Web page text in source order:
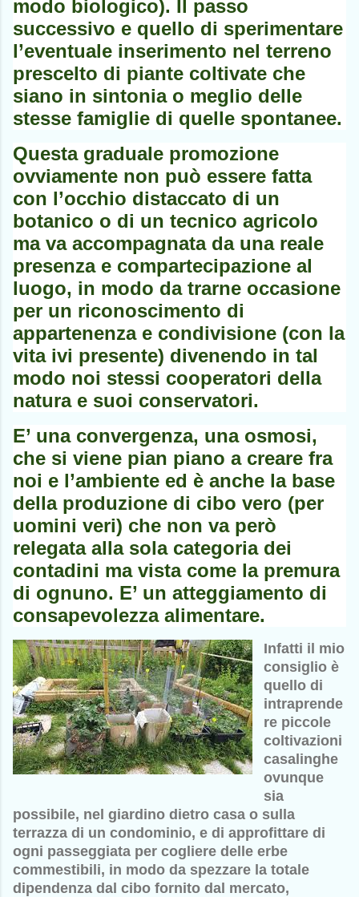
modo biologico). Il passo
successivo e quello di sperimentare
l’eventuale inserimento nel terreno
prescelto di piante coltivate che
siano in sintonia o meglio delle
stesse famiglie di quelle spontanee.
Questa graduale promozione
ovviamente non può essere fatta
con l’occhio distaccato di un
botanico o di un tecnico agricolo
ma va accompagnata da una reale
presenza e compartecipazione al
luogo, in modo da trarne occasione
per un riconoscimento di
appartenenza e condivisione (con la
vita ivi presente) divenendo in tal
modo noi stessi cooperatori della
natura e suoi conservatori.
E’ una convergenza, una osmosi,
che si viene pian piano a creare fra
noi e l’ambiente ed è anche la base
della produzione di cibo vero (per
uomini veri) che non va però
relegata alla sola categoria dei
contadini ma vista come la premura
di ognuno. E’ un atteggiamento di
consapevolezza alimentare.
Infatti il mio
consiglio è
quello di
intraprende
re piccole
coltivazioni
casalinghe
ovunque
sia
possibile, nel giardino dietro casa o sulla
terrazza di un condominio, e di approfittare di
ogni passeggiata per cogliere delle erbe
commestibili, in modo da spezzare la totale
dipendenza dal cibo fornito dal mercato,